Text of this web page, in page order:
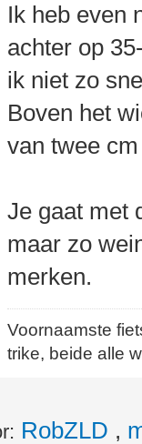
Ik heb even
achter op
ik niet zo
Boven het
van twee
Je gaat met
maar zo
merken.
Voornaamste
trike, beide alle
RobZLD ,